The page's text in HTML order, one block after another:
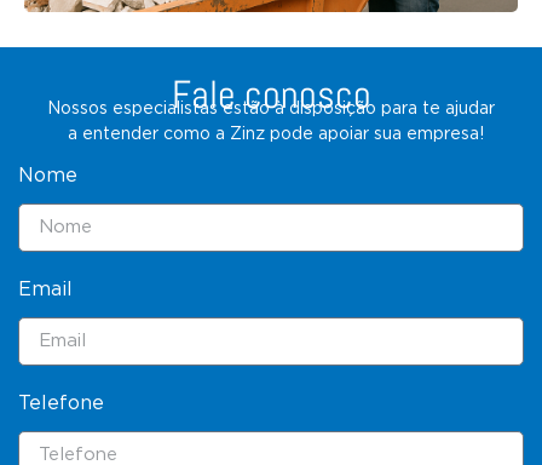
Fale conosco
Nossos especialistas estão à disposição para te ajudar
a entender como a Zinz pode apoiar sua empresa!
Nome
Email
Telefone